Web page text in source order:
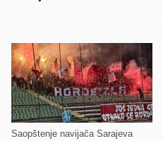
Saopštenje navijača Sarajeva